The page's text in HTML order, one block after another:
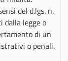
del d.lgs. n.
dalla legge o
di un
o penali.